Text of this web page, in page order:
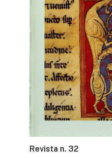
Revista n. 32